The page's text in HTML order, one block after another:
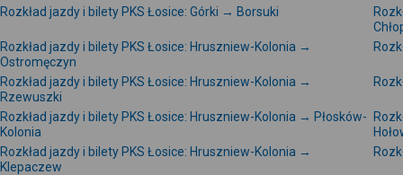
Rozkład jazdy i bilety PKS Łosice: Górki → Borsuki
Rozkład jazdy i bilety PKS Łosice: Hruszniew-Kolonia →
Ostromęczyn
Rozkład jazdy i bilety PKS Łosice: Hruszniew-Kolonia →
Rzewuszki
Rozkład jazdy i bilety PKS Łosice: Hruszniew-Kolonia → Płosków-
Kolonia
Rozkład jazdy i bilety PKS Łosice: Hruszniew-Kolonia →
Klepaczew